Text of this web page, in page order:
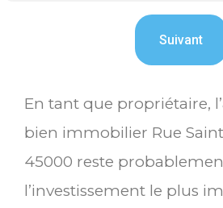
En tant que propriétaire,
bien immobilier Rue
45000 reste
l’investissement le plus